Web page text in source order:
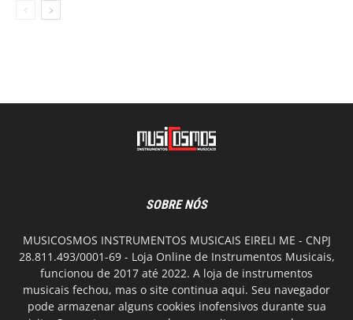
SOBRE NÓS
MUSICOSMOS INSTRUMENTOS MUSICAIS EIRELI ME - CNPJ
28.811.493/0001-69 - Loja Online de Instrumentos Musicais,
funcionou de 2017 até 2022. A loja de instrumentos
musicais fechou, mas o site continua aqui. Seu navegador
pode armazenar alguns cookies inofensivos durante sua